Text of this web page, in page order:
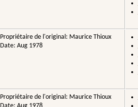
Propriétaire de l'original: Maurice Thioux
Date: Aug 1978
Propriétaire de l'original: Maurice Thioux